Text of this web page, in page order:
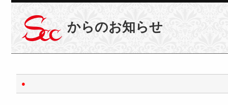
からのお知らせ
●